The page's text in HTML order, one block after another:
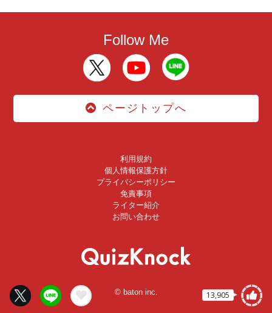
13,905
Follow Me
ページトップへ
利用規約
個人情報保護方針
プライバシーポリシー
免責事項
ライター紹介
お問い合わせ
© baton inc.